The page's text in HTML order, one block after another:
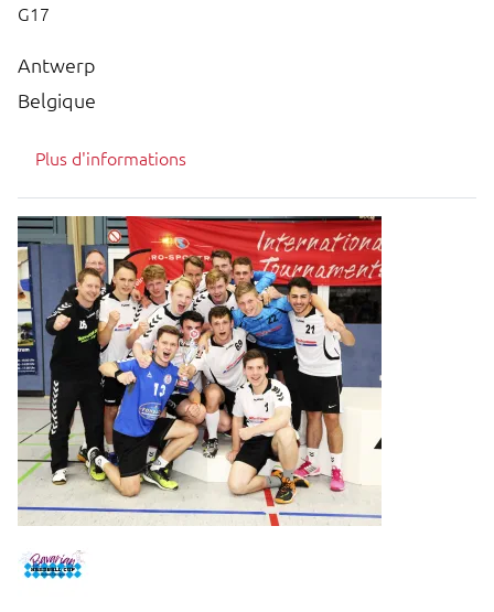
G17
Antwerp
Belgique
Plus d'informations